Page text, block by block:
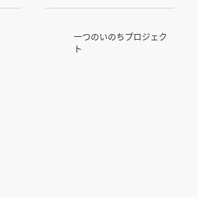
一つのいのちプロジェク
ト